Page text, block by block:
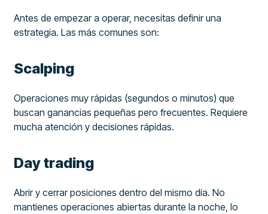
Antes de empezar a operar, necesitas definir una
estrategia. Las más comunes son:
Scalping
Operaciones muy rápidas (segundos o minutos) que
buscan ganancias pequeñas pero frecuentes. Requiere
mucha atención y decisiones rápidas.
Day trading
Abrir y cerrar posiciones dentro del mismo día. No
mantienes operaciones abiertas durante la noche, lo